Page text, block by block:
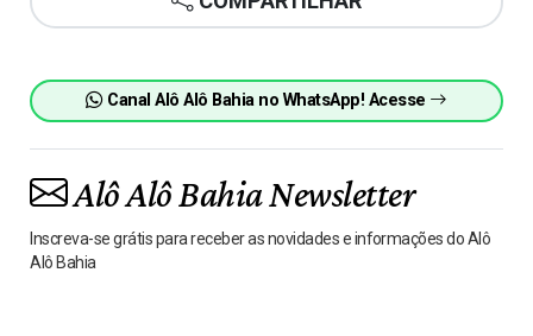
Canal Alô Alô Bahia no WhatsApp! Acesse
Alô Alô Bahia Newsletter
Inscreva-se grátis para receber as novidades e informações do Alô
Alô Bahia